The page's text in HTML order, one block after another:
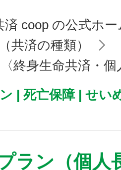
済 coop の公式ホ
共済の種類）
終身生命共済・
| 死亡保障 | せい
ラン（個人